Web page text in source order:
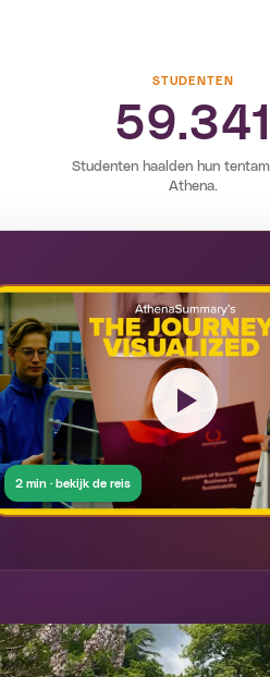
STUDENTEN
59.341
Studenten haalden hun
Athena.
2 min · bekijk de reis